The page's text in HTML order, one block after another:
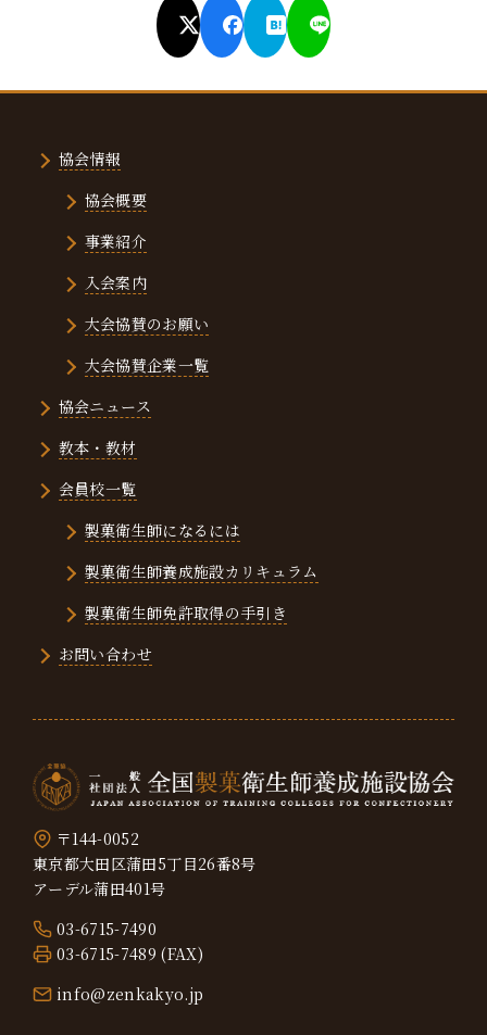
〒144-0052
東京都大田区蒲田5丁目26番8号
アーデル蒲田401号
03-6715-7490
03-6715-7489 (FAX)
info@zenkakyo.jp
協会情報
協会概要
事業紹介
入会案内
大会協賛のお願い
大会協賛企業一覧
協会ニュース
教本・教材
会員校一覧
製菓衛生師になるには
製菓衛生師養成施設カリキュラム
製菓衛生師免許取得の手引き
お問い合わせ